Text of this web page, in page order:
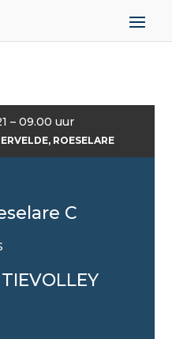
– 09.00 uur
ROESELARE
C